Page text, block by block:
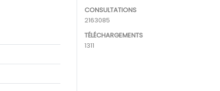
CONSULTATIONS
2163085
TÉLÉCHARGEMENTS
1311